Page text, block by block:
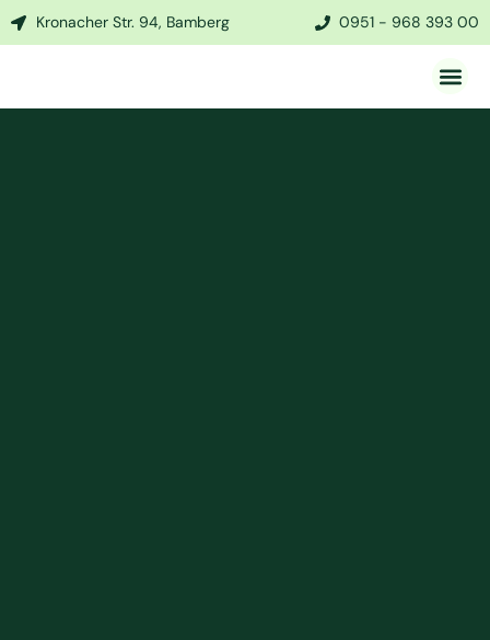
Kronacher Str. 94, Bamberg 0951 - 968 393 00